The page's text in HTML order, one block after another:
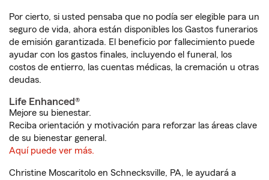
Por cierto, si usted pensaba que no podía ser elegible para un
seguro de vida, ahora están disponibles los Gastos funerarios
de emisión garantizada. El beneficio por fallecimiento puede
ayudar con los gastos finales, incluyendo el funeral, los
costos de entierro, las cuentas médicas, la cremación u otras
deudas.
Life Enhanced®
Mejore su bienestar.
Reciba orientación y motivación para reforzar las áreas clave
de su bienestar general.
Aquí puede ver más.
Christine Moscaritolo en Schnecksville, PA, le ayudará a